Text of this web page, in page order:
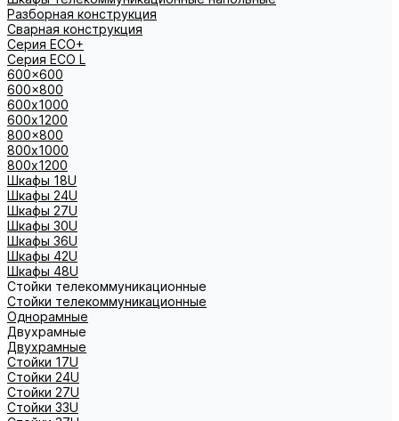
Разборная конструкция
Сварная конструкция
Серия ECO+
Серия ECO L
600x600
600x800
600х1000
600х1200
800x800
800х1000
800х1200
Шкафы 18U
Шкафы 24U
Шкафы 27U
Шкафы 30U
Шкафы 36U
Шкафы 42U
Шкафы 48U
Стойки телекоммуникационные
Стойки телекоммуникационные
Однорамные
Двухрамные
Двухрамные
Стойки 17U
Стойки 24U
Стойки 27U
Стойки 33U